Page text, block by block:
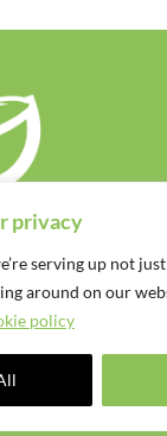
privacy
serving up not
around on our
policy